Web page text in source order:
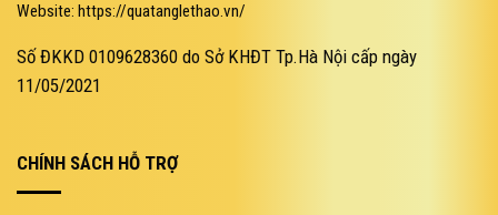
Website: https://quatanglethao.vn/
Số ĐKKD 0109628360 do Sở KHĐT Tp.Hà Nội cấp ngày
11/05/2021
CHÍNH SÁCH HỖ TRỢ